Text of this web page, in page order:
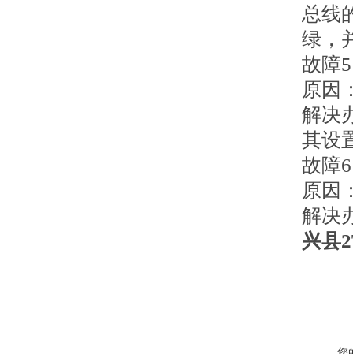
总线
绿，
故障
原因
解决
其设
故障
原因
解决
兴县